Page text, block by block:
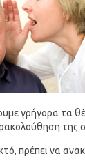
γρήγορα τα
της
πρέπει να